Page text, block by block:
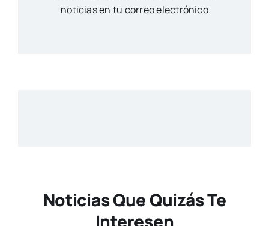
noticias en tu correo electrónico
Noticias Que Quizás Te
Interesen